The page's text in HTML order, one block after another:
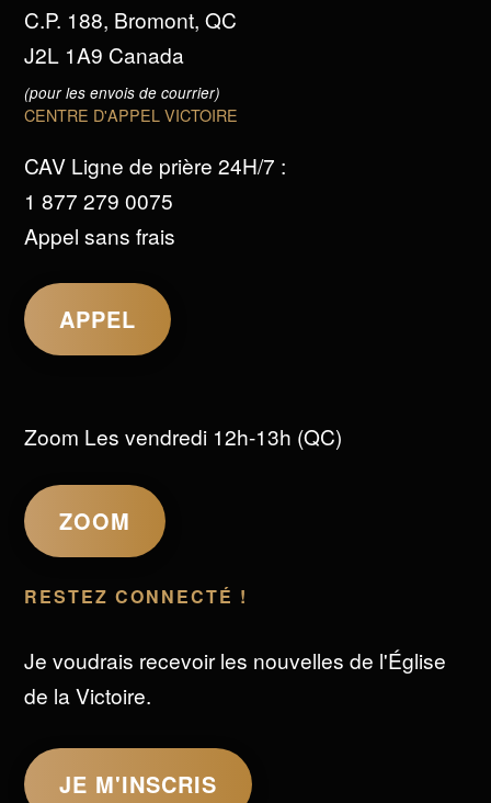
C.P. 188, Bromont, QC
J2L 1A9 Canada
(pour les envois de courrier)
CENTRE D'APPEL VICTOIRE
CAV Ligne de prière 24H/7 :
1 877 279 0075
Appel sans frais
APPEL
Zoom Les vendredi 12h-13h (QC)
ZOOM
RESTEZ CONNECTÉ !
Je voudrais recevoir les nouvelles de l'Église
de la Victoire.
JE M'INSCRIS